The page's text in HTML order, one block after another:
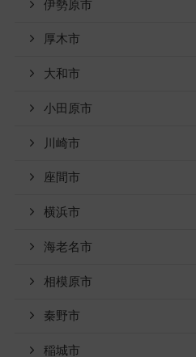
伊勢原市
厚木市
大和市
小田原市
川崎市
座間市
横浜市
海老名市
相模原市
秦野市
稲城市